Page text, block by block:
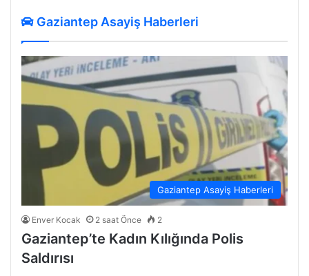
Gaziantep Asayiş Haberleri
Gaziantep Asayiş Haberleri
Enver Kocak 2 saat Önce 2
Gaziantep’te Kadın Kılığında Polis
Saldırısı